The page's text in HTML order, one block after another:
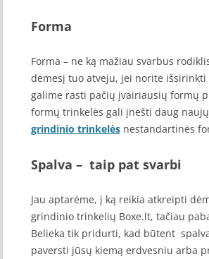
Forma
Forma – ne ką mažiau svarbus
dėmesį tuo atveju, jei norite
galime rasti pačių įvairiausių formų
formų trinkelės gali įnešti daug
grindinio trinkelės nestandartinės
Spalva – taip pat svarbi
Jau aptarėme, į ką reikia atkreipti
grindinio trinkelių Boxe.lt, tačiau
Belieka tik pridurti, kad būtent
paversti jūsų kiemą erdvesniu arba